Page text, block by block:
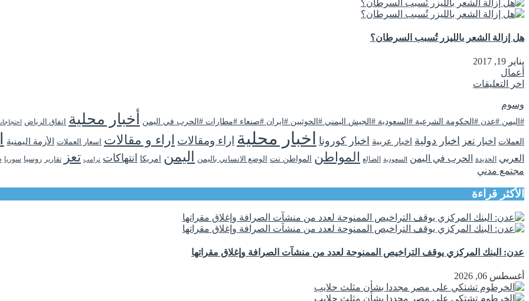
هل إزالة الشعر بالليزر تُسبب السرطان؟
يناير 19, 2017
أعمال
اخر التعليقات
وسوم
#اليمن #عدن #الحكومة الشرعية #السعودية #الجيش اليمني #الحوثيين #ايران #صنعاء #مطارات #الحرب في اليمن أخبار محلية اتفاق الرياض
العملات اخبار تعز اخبار دولية اخبار عربية اخبار كورونا اخبار محلية اراء ومقالات اراء و مقالات اسعار العملات الأزمة اليمنية
العربي
الحديدة الحرب في اليمن السعودية الضالع المواطن المواطن نت الوضع الانساني باليمن اليمن امريكا انتهاكات ترامب تعز تقارير روسيا سوريا
مجتمع مدني
الأكثر قراءة
عدن: البنك المركزي يوقف التراخيص الممنوحة لعدد من منشآت الصرافة وإغلاق مقراتها
أغسطس 06, 2026